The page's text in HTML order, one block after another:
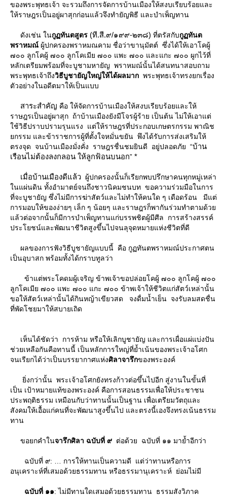
ของพระพุทธเจ้า จะรวมถึงการจัดการบ้านเมืองให้สงบเรียบร้อยและ
ห้ราษฎรเป็นอยู่ผาสุกก่อนแล้วจึงทำยัญพิธี และบำเพ็ญทาน
ดังเช่น ในกูฏทันตสูตร (ที.สี.๙/๑๙๙-๒๓๘) ที่ตรัสกับกูฏทันต
พราหมณ์ ผู้ปกครองพราหมณคาม ชื่อว่าขานุมัตต์ ซึ่งได้ให้เอาโคผู้
๗๐๐ ลูกโคผู้ ๗๐๐ ลูกโคเมีย ๗๐๐ แพะ ๗๐๐ และแกะ ๗๐๐ ผูกไว้ที่
หลักเตรียมพร้อมที่จะบูชามหายัญ พราหมณ์นั้นได้สนทนาสอบถาม
พระพุทธเจ้าถึงวิธีบูชายัญใหญ่ให้ได้ผลมาก พระพุทธเจ้าทรงยกเรื่อง
ตัวอย่างในอดีตมาให้เป็นแบบ
สาระสำคัญ คือ ให้จัดการบ้านเมืองให้สงบเรียบร้อยและให้
ราษฎรเป็นอยู่ผาสุก ถ้าบ้านเมืองยังมีโจรผู้ร้าย เป็นต้น ไม่ให้เอาแต่
ช้วิธีปราบปรามรุนแรง แต่ให้ราษฎรที่ประกอบเกษตรกรรม พาณิช
กรรม และข้าราชการผู้ที่ตั้งใจหมั่นขยัน พึงได้รับการส่งเสริมให้
ตรงจุด จนบ้านเมืองมั่งคั่ง ราษฎรชื่นชมยินดี อยู่ปลอดภัย “บ้าน
เรือนไม่ต้องลงกลอน ให้ลูกฟ้อนบนอก” *
เมื่อบ้านเมืองดีแล้ว ผู้ปกครองนั้นก็เรียกพบปรึกษาคนทุกหมู่เหล่า
นแผ่นดิน ทั้งอำมาตย์จนถึงชาวนิคมชนบท ขอความร่วมมือในการ
ที่จะบูชายัญ ซึ่งไม่มีการฆ่าสัตว์และไม่ทำให้คนใด ๆ เดือดร้อน มีแต่
การมอบให้ของง่ายๆ เล็ก ๆ น้อยๆ และราษฎรก็พากันร่วมทำตามด้ว
ล้วต่อจากนั้นก็มีการบำเพ็ญทานแก่บรรพชิตผู้มีศีล การสร้างสรรค์
ประโยชน์และพัฒนาชีวิตสูงขึ้นไปจนลุจุดหมายแห่งชีวิตที่ดี
ผลของการฟังวิธีบูชายัญแบบนี้ คือ กูฏทันตพราหมณ์ประกาศตน
เป็นอุบาสก พร้อมทั้งได้กราบทูลว่า
ข้าแต่พระโคดมผู้เจริญ ข้าพเจ้าขอปล่อยโคผู้ ๗๐๐ ลูกโคผู้ ๗๐๐
ลูกโคเมีย ๗๐๐ แพะ ๗๐๐ แกะ ๗๐๐ ข้าพเจ้าให้ชีวิตแก่สัตว์เหล่านั้น
ขอให้สัตว์เหล่านั้นได้กินหญ้าเขียวสด จงดื่มน้ำเย็น จงรับลมสดชื่น
ที่พัดโชยมาให้สบายเถิด
เห็นได้ชัดว่า การห้าม หรือให้เลิกบูชายัญ และการเผื่อแผ่แบ่งปัน
ช่วยเหลือกันคือทานนี้ เป็นหลักการใหญ่ที่ย้ำเน้นของพระเจ้าอโศก
จนเรียกได้ว่าเป็นบรรยากาศแห่งศิลาจารึกของพระองค์
ิ่งกว่านั้น พระเจ้าอโศกยังทรงก้าวต่อขึ้นไปอีก สู่งานในขั้นที่
เป็น เป้าหมายแท้ของพระองค์ คือการสอนธรรมเพื่อให้ประชาชน
ประพฤติธรรม เหมือนกับว่าทานนั้นเป็นฐาน เพื่อเตรียมวัตถุและ
สังคมให้เอื้อแก่คนที่จะพัฒนาสูงขึ้นไป และตรงนี้เองจึงทรงเน้นธรรม
ทาน
ขอยกคำในจารึกศิลา ฉบับที่ ๙ ต่อด้วย ฉบับที่ ๑๑ มาย้ำอีกว่า
ฉบับที่ ๙: … การให้ทานเป็นความดี แต่ว่าทานหรือการ
อนุเคราะห์ที่เสมอด้วยธรรมทาน หรือธรรมานุเคราะห์ ย่อมไม่มี
ฉบับที่ ๑๑: ไม่มีทานใดเสมอด้วยธรรมทาน ธรรมสังวิภาค